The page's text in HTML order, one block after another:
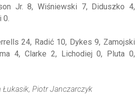
Jr. 8, Wiśniewski 7, Diduszko 4,
0.
24, Radić 10, Dykes 9, Zamojski
4, Clarke 2, Lichodiej 0, Pluta 0,
Piotr Janczarczyk